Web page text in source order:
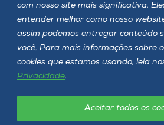
com nosso site mais significativa.
entender melhor como nosso
assim podemos entregar conteúdo
você. Para mais informações sobre
cookies que estamos usando, leia
Privacidade.
Aceitar todos os
Política de privacidade LGPD